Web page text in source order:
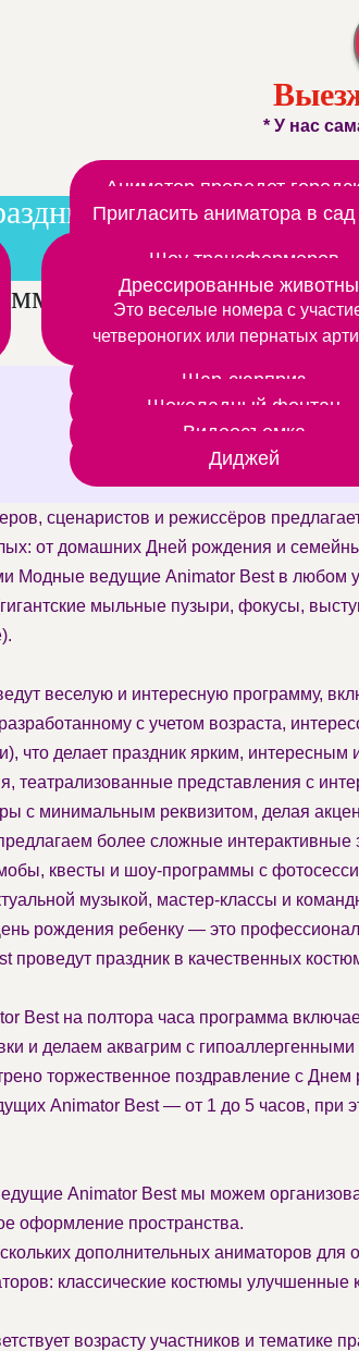
* У нас
Аниматор проведет
мероприятия
Пригласить аниматора в
на день рождения
Шоу трансформеров
Шоу роботов трансформеров
дымовой светящейся пушки
Дрессированные
Это веселые номера с
четвероногих или пернатых
Шар-сюрприз
Шоколадный фонтан
Видеосъемка
Диджей
сценаристов и режиссёров
от домашних Дней рождения и
Модные ведущие Animator Best в
мыльные пузыри, фокусы,
веселую и интересную программу,
с учетом возраста,
что делает праздник ярким,
театрализованные представления с
с минимальным реквизитом, делая
более сложные интерактивные
квесты и шоу-программы с
музыкой, мастер-классы и
рождения ребенку — это
праздник в качественных
Best на полтора часа программа
и делаем аквагрим с
торжественное поздравление с Днем
Animator Best — от 1 до 5 часов, при
Animator Best мы можем
оформление пространства.
дополнительных аниматоров для
классические костюмы
возрасту участников и тематике